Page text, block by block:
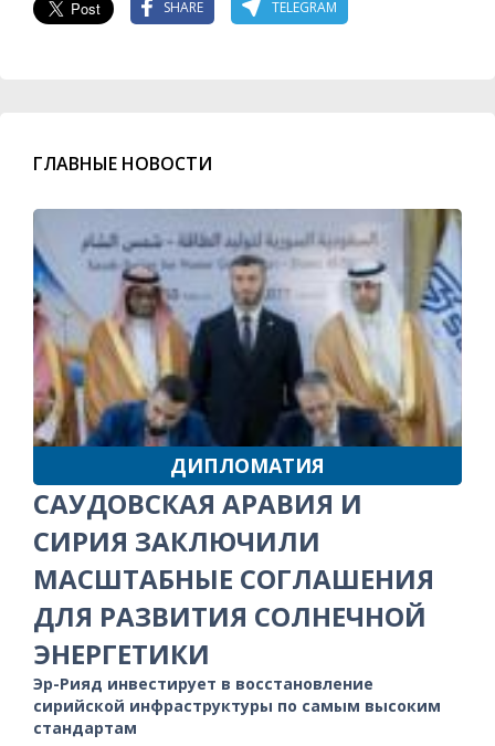
SHARE TELEGRAM
ГЛАВНЫЕ НОВОСТИ
ДИПЛОМАТИЯ
САУДОВСКАЯ АРАВИЯ И
СИРИЯ ЗАКЛЮЧИЛИ
МАСШТАБНЫЕ СОГЛАШЕНИЯ
ДЛЯ РАЗВИТИЯ СОЛНЕЧНОЙ
ЭНЕРГЕТИКИ
Эр-Рияд инвестирует в восстановление
сирийской инфраструктуры по самым высоким
стандартам